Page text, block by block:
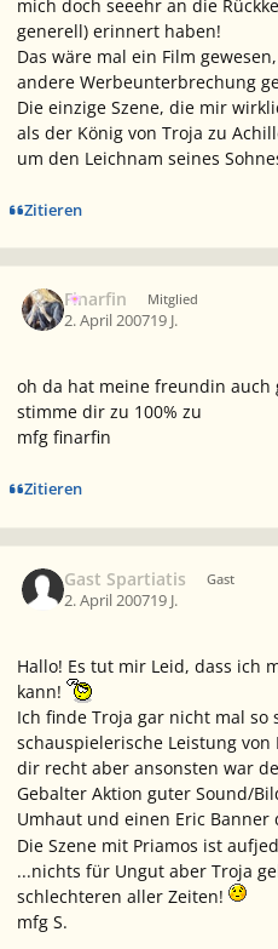
mich doch seeehr an die
generell) erinnert haben!
Das wäre mal ein Film
andere Werbeunterbrechung
Die einzige Szene, die mir
als der König von Troja zu
um den Leichnam seines
Zitieren
Finarfin Mitglied
2. April 200719 J.
oh da hat meine freundin
stimme dir zu 100% zu
mfg finarfin
Zitieren
Gast Spartiatis Gast
2. April 200719 J.
Hallo! Es tut mir Leid, dass ich
kann!
Ich finde Troja gar nicht mal
schauspielerische Leistung
dir recht aber ansonsten war
Gebalter Aktion guter Sound/
Umhaut und einen Eric Banner
Die Szene mit Priamos ist
...nichts für Ungut aber Troja
schlechteren aller Zeiten!
mfg S.